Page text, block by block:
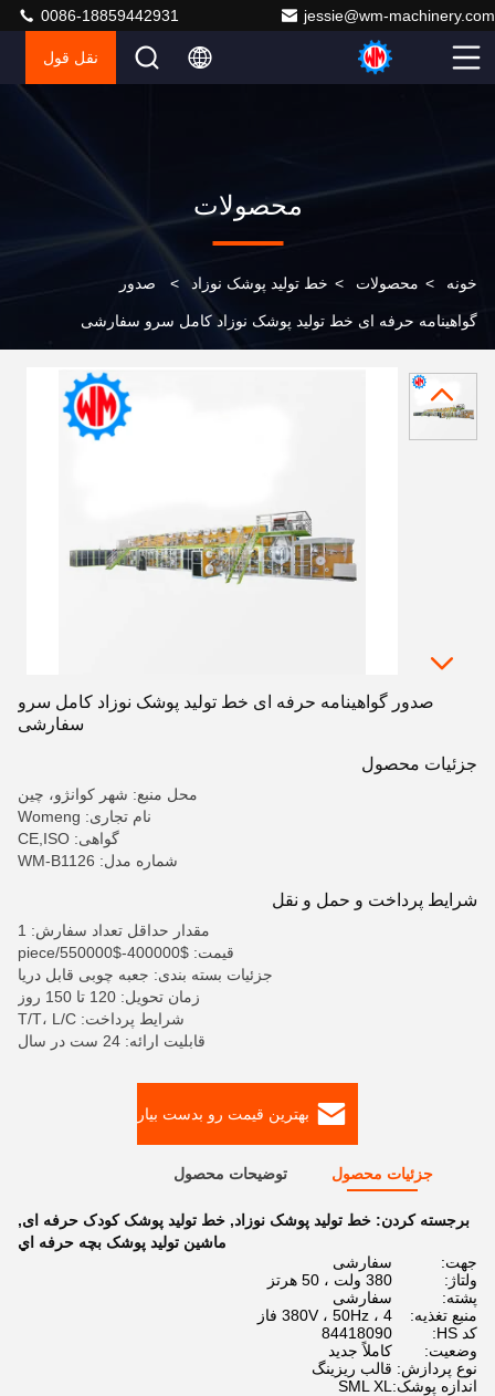
jessie@wm-machinery.com
0086-18859442931
نقل قول
محصولات
خونه > محصولات > خط تولید پوشک نوزاد > صدور
گواهینامه حرفه ای خط تولید پوشک نوزاد کامل سرو سفارشی
صدور گواهینامه حرفه ای خط تولید پوشک نوزاد کامل سرو
سفارشی
جزئیات محصول
محل منبع: شهر کوانژو، چین
نام تجاری: Womeng
گواهی: CE,ISO
شماره مدل: WM-B1126
شرایط پرداخت و حمل و نقل
مقدار حداقل تعداد سفارش: 1
قیمت: $400000-$550000/piece
جزئیات بسته بندی: جعبه چوبی قابل دریا
زمان تحویل: 120 تا 150 روز
شرایط پرداخت: T/T، L/C
قابلیت ارائه: 24 ست در سال
بهترین قیمت رو بدست بیار
جزئیات محصول توضیحات محصول
برجسته کردن: خط توليد پوشک نوزاد, خط تولید پوشک کودک حرفه ای,
ماشين توليد پوشک بچه حرفه اي
جهت:
سفارشی
ولتاژ:
380 ولت ، 50 هرتز
پشته:
سفارشی
منبع تغذیه:
380V ، 50Hz ، 4 فاز
کد HS:
84418090
وضعیت:
کاملاً جدید
نوع پردازش: قالب ریزینگ
اندازه پوشک: SML XL